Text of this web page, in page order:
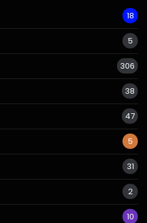
18
5
306
38
47
5
31
2
10